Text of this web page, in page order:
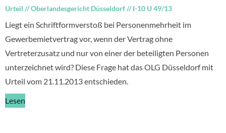
Urteil //Oberlandesgericht Düsseldorf//I-10 U 49/13
Liegt ein Schriftformverstoß bei Personenmehrheit im
Gewerbemietvertrag vor, wenn der Vertrag ohne
Vertreterzusatz und nur von einer der beteiligten Personen
unterzeichnet wird? Diese Frage hat das OLG Düsseldorf mit
Urteil vom 21.11.2013 entschieden.
Lesen